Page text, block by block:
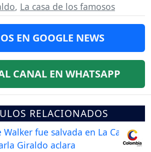
, La casa de los famosos
EN GOOGLE NEWS
CANAL EN WHATSAPP
RELACIONADOS